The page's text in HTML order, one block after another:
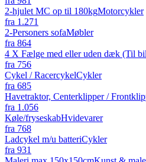
2-hjulet MC op til 180kgMotorcykler
fra 1.271
2-Personers sofaMøbler
fra 864
4 X Fælge med eller uden dæk (Til
fra 756
Cykel / RacercykelCykler
fra 685
Havetraktor, Centerklipper /
fra 1.056
Køle/fryseskabHvidevarer
fra 768
Ladcykel m/u batteriCykler
fra 931